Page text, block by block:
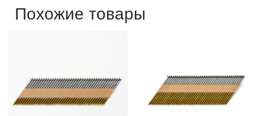
Похожие товары